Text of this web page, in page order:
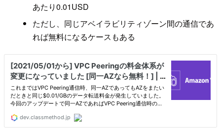
あたり0.01USD
ただし、同じアベイラビリティゾーン間の通信であ
れば無料になるケースもある